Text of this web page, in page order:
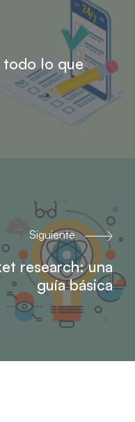
todo lo que
Siguiente
research: una
guía básica